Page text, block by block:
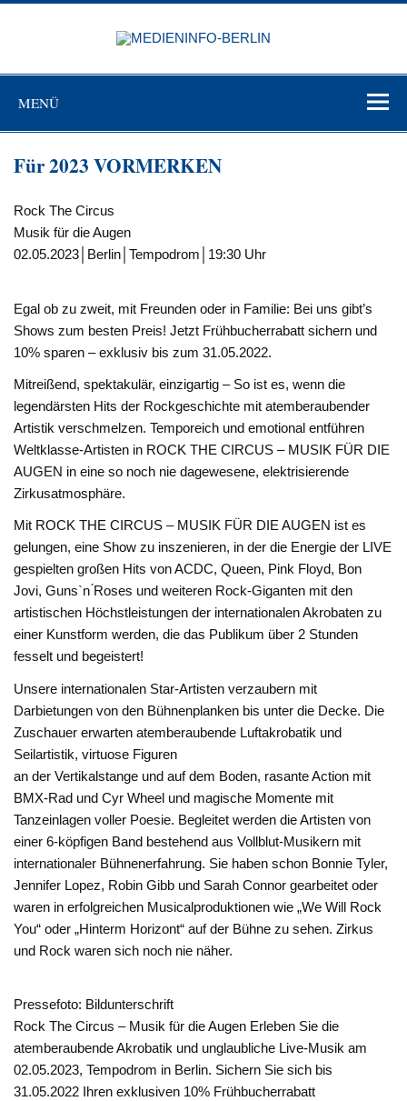
Zum
MENÜ
Für 2023 VORMERKEN
Rock The Circus
Musik für die Augen
02.05.2023│Berlin│Tempodrom│19:30 Uhr
Egal ob zu zweit, mit Freunden oder in Familie: Bei uns gibt’s
Shows zum besten Preis! Jetzt Frühbucherrabatt sichern und
10% sparen – exklusiv bis zum 31.05.2022.
Mitreißend, spektakulär, einzigartig – So ist es, wenn die
legendärsten Hits der Rockgeschichte mit atemberaubender
Artistik verschmelzen. Temporeich und emotional entführen
Weltklasse-Artisten in ROCK THE CIRCUS – MUSIK FÜR DIE
AUGEN in eine so noch nie dagewesene, elektrisierende
Zirkusatmosphäre.
Mit ROCK THE CIRCUS – MUSIK FÜR DIE AUGEN ist es
gelungen, eine Show zu inszenieren, in der die Energie der LIVE
gespielten großen Hits von ACDC, Queen, Pink Floyd, Bon
Jovi, Guns`n ́Roses und weiteren Rock-Giganten mit den
artistischen Höchstleistungen der internationalen Akrobaten zu
einer Kunstform werden, die das Publikum über 2 Stunden
fesselt und begeistert!
Unsere internationalen Star-Artisten verzaubern mit
Darbietungen von den Bühnenplanken bis unter die Decke. Die
Zuschauer erwarten atemberaubende Luftakrobatik und
Seilartistik, virtuose Figuren
an der Vertikalstange und auf dem Boden, rasante Action mit
BMX-Rad und Cyr Wheel und magische Momente mit
Tanzeinlagen voller Poesie. Begleitet werden die Artisten von
einer 6-köpfigen Band bestehend aus Vollblut-Musikern mit
internationaler Bühnenerfahrung. Sie haben schon Bonnie Tyler,
Jennifer Lopez, Robin Gibb und Sarah Connor gearbeitet oder
waren in erfolgreichen Musicalproduktionen wie „We Will Rock
You“ oder „Hinterm Horizont“ auf der Bühne zu sehen. Zirkus
und Rock waren sich noch nie näher.
Pressefoto: Bildunterschrift
Rock The Circus – Musik für die Augen Erleben Sie die
atemberaubende Akrobatik und unglaubliche Live-Musik am
02.05.2023, Tempodrom in Berlin. Sichern Sie sich bis
31.05.2022 Ihren exklusiven 10% Frühbucherrabatt